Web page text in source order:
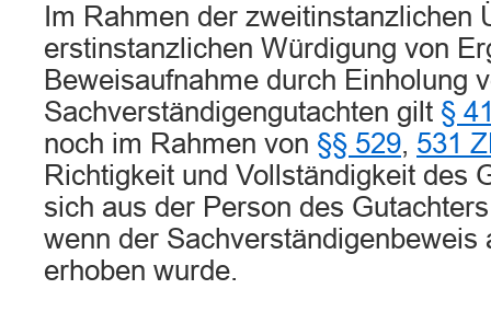
Im Rahmen der zweitinstanzlichen
erstinstanzlichen Würdigung von
Beweisaufnahme durch Einholung
Sachverständigengutachten gilt §
noch im Rahmen von §§ 529, 531
Richtigkeit und Vollständigkeit des
sich aus der Person des
wenn der Sachverständigenbeweis
erhoben wurde.